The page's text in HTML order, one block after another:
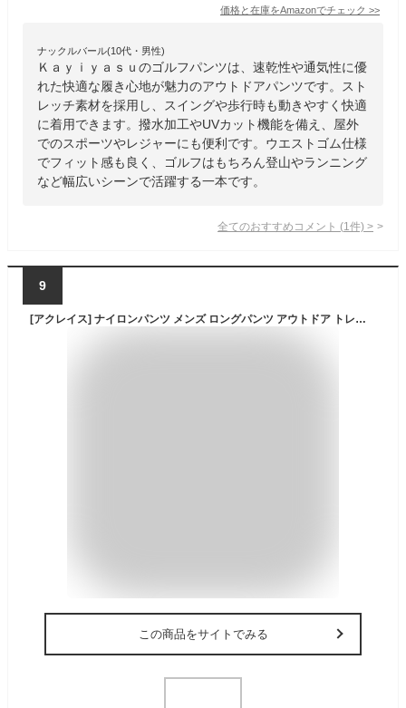
価格と在庫をAmazonでチェック >>
ナックルバール(10代・男性)
Ｋａｙｉｙａｓｕのゴルフパンツは、速乾性や通気性に優
れた快適な履き心地が魅力のアウトドアパンツです。スト
レッチ素材を採用し、スイングや歩行時も動きやすく快適
に着用できます。撥水加工やUVカット機能を備え、屋外
でのスポーツやレジャーにも便利です。ウエストゴム仕様
でフィット感も良く、ゴルフはもちろん登山やランニング
など幅広いシーンで活躍する一本です。
全てのおすすめコメント (1 件) >
9
[アクレイス] ナイロンパンツ メンズ ロングパンツ アウトドア トレッキングパンツ クライミングパンツ 薄手 撥水 ストレッチ 軽量 春 秋 alm-bt26070lbl
この商品をサイトでみる